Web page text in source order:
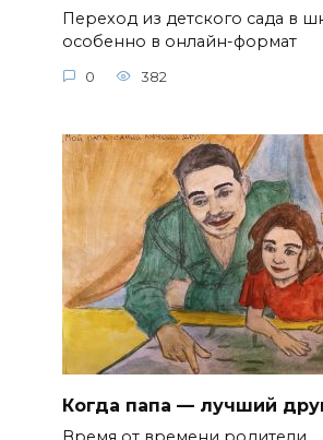
Переход из детского сада в
особенно в онлайн-формат
0 382
Когда папа — лучший